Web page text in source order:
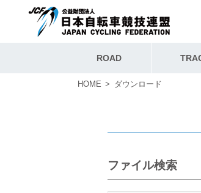
ROAD
HOME ダウンロード
ファイル検索